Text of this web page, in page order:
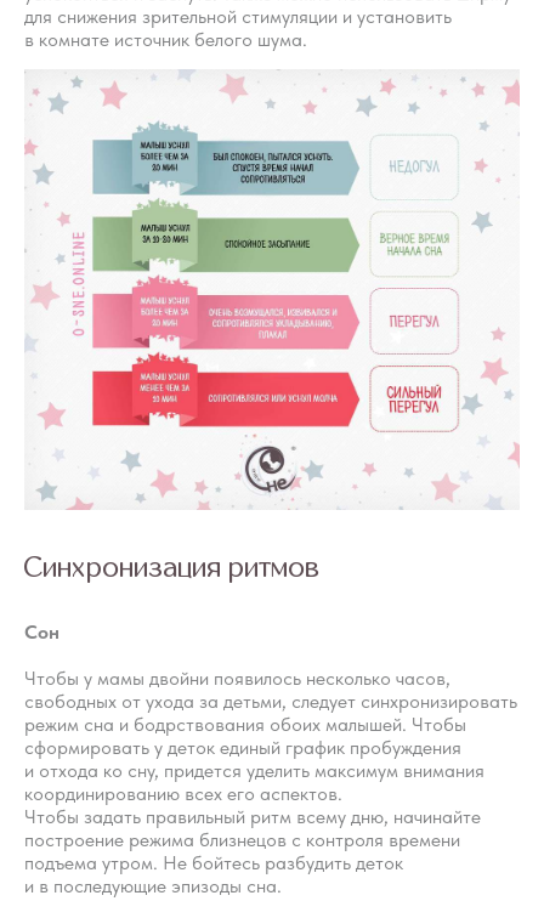
для снижения зрительной стимуляции и установить
в комнате источник белого шума.
Синхронизация ритмов
Сон
Чтобы у мамы двойни появилось несколько часов,
свободных от ухода за детьми, следует синхронизировать
режим сна и бодрствования обоих малышей. Чтобы
сформировать у деток единый график пробуждения
и отхода ко сну, придется уделить максимум внимания
координированию всех его аспектов.
Чтобы задать правильный ритм всему дню, начинайте
построение режима близнецов с контроля времени
подъема утром. Не бойтесь разбудить деток
и в последующие эпизоды сна.